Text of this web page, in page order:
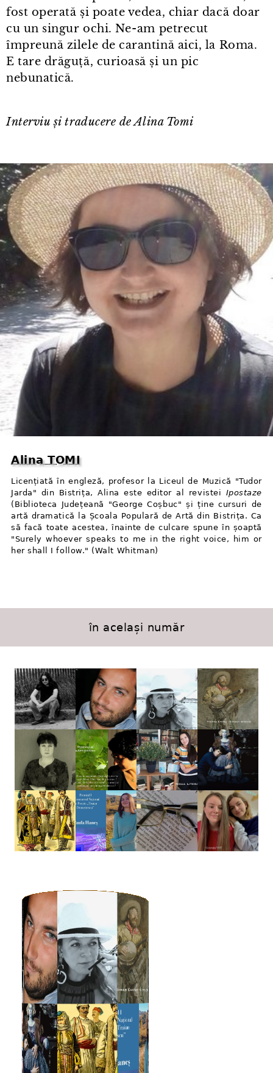
fost operată și poate vedea, chiar dacă doar
cu un singur ochi. Ne⁠-⁠am petrecut
împreună zilele de carantină aici, la Roma.
E tare drăguță, curioasă și un pic
nebunatică.
Interviu și traducere de Alina Tomi
Alina TOMI
Licențiată în engleză, profesor la Liceul de Muzică "Tudor
Jarda" din Bistrița, Alina este editor al revistei Ipostaze
(Biblioteca Județeană "George Coșbuc" și ține cursuri de
artă dramatică la Școala Populară de Artă din Bistrița. Ca
să facă toate acestea, înainte de culcare spune în șoaptă
"Surely whoever speaks to me in the right voice, him or
her shall I follow." (Walt Whitman)
în același număr